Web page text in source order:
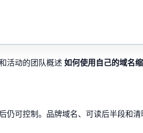
活动的团队概述 如何使用自己的域名
仍可控制。品牌域名、可读后半段和清